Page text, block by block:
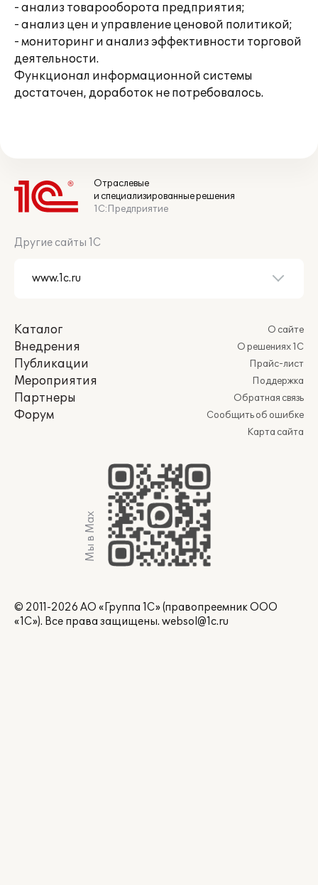
- анализ товарооборота предприятия;
- анализ цен и управление ценовой политикой;
- мониторинг и анализ эффективности торговой
деятельности.
Функционал информационной системы
достаточен, доработок не потребовалось.
Отраслевые
и специализированные решения
1С:Предприятие
Другие сайты 1С
Каталог
Внедрения
Публикации
Мероприятия
Партнеры
Форум
О сайте
О решениях 1С
Прайс-лист
Поддержка
Обратная связь
Сообщить об ошибке
Карта сайта
Мы в Max
© 2011-2026 АО «Группа 1С» (правопреемник ООО
«1С»). Все права защищены. websol@1c.ru